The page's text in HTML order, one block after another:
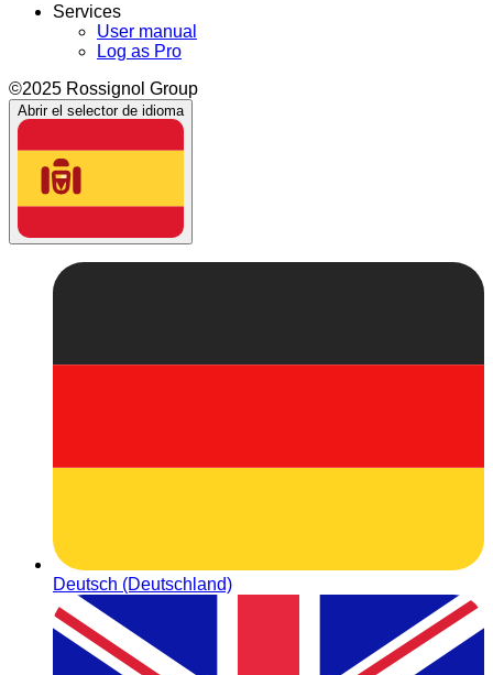
Services
User manual
Log as Pro
©2025 Rossignol Group
Abrir el selector de idioma
Deutsch (Deutschland)